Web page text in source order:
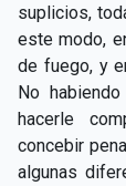
suplicios,
este modo,
de fuego, y
No
hacerle
concebir
algunas